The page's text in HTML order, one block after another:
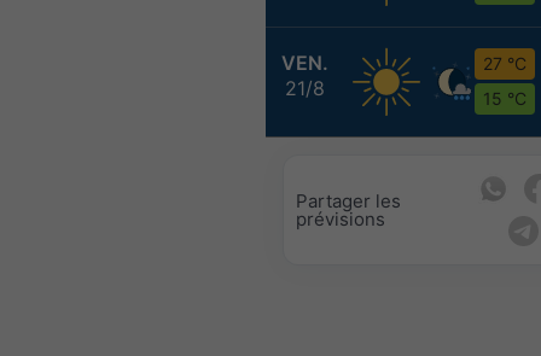
VEN.
21/8
27 °C
15 °C
Partager les
prévisions